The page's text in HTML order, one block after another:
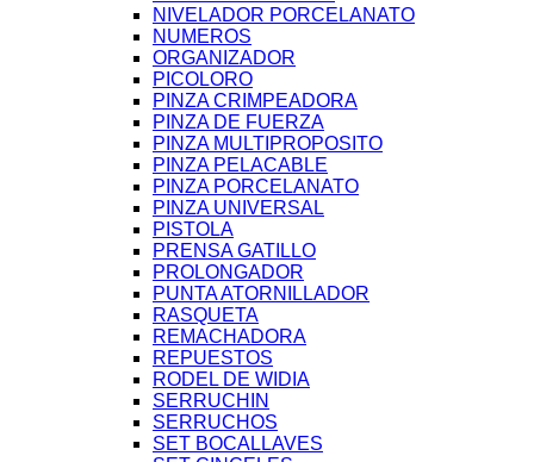
NIVELADOR PORCELANATO
NUMEROS
ORGANIZADOR
PICOLORO
PINZA CRIMPEADORA
PINZA DE FUERZA
PINZA MULTIPROPOSITO
PINZA PELACABLE
PINZA PORCELANATO
PINZA UNIVERSAL
PISTOLA
PRENSA GATILLO
PROLONGADOR
PUNTA ATORNILLADOR
RASQUETA
REMACHADORA
REPUESTOS
RODEL DE WIDIA
SERRUCHIN
SERRUCHOS
SET BOCALLAVES